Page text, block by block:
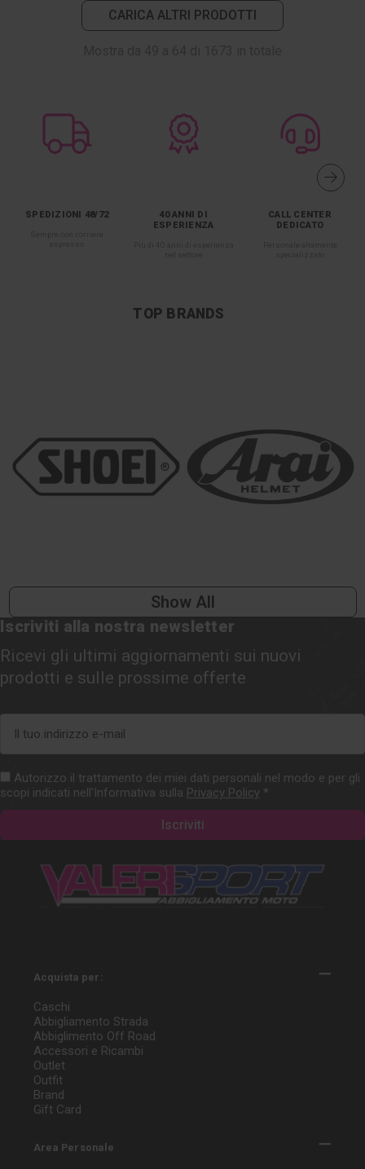
CARICA ALTRI PRODOTTI
SPEDIZIONI 48/72
40 ANNI DI
ESPERIENZA
CALL CENTER
DEDICATO
TOP BRANDS
Show All
Iscriviti alla nostra newsletter
Ricevi gli ultimi aggiornamenti sui nuovi
prodotti e sulle prossime offerte
mail
Autorizzo il trattamento dei miei dati personali nel modo e per gli
scopi indicati nell'Informativa sulla Privacy Policy *
Acquista per:
Caschi
Abbigliamento Strada
Abbiglimento Off Road
Accessori e Ricambi
Outlet
Outfit
Brand
Gift Card
Area Personale